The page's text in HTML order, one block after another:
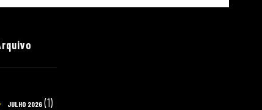
JULHO 2026 (1)